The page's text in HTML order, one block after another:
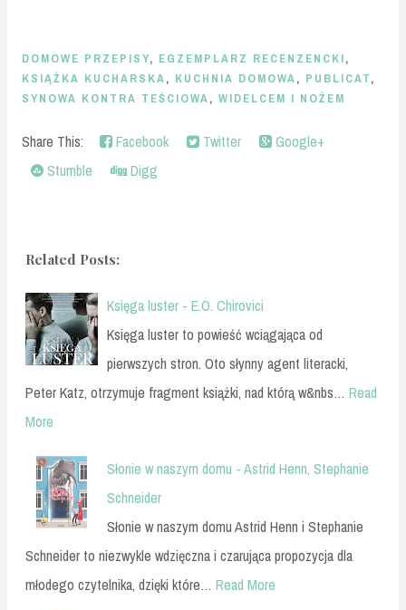
DOMOWE PRZEPISY, EGZEMPLARZ RECENZENCKI,
KSIĄŻKA KUCHARSKA, KUCHNIA DOMOWA, PUBLICAT,
SYNOWA KONTRA TEŚCIOWA, WIDELCEM I NOŻEM
Share This: Facebook Twitter
Google+
Stumble
Digg
Related Posts:
Księga luster - E.O. Chirovici
Księga luster to powieść wciągająca od
pierwszych stron. Oto słynny agent literacki,
Peter Katz, otrzymuje fragment książki, nad którą w&nbs… Read
More
Słonie w naszym domu - Astrid Henn, Stephanie
Schneider
Słonie w naszym domu Astrid Henn i Stephanie
Schneider to niezwykle wdzięczna i czarująca propozycja dla
młodego czytelnika, dzięki które… Read More